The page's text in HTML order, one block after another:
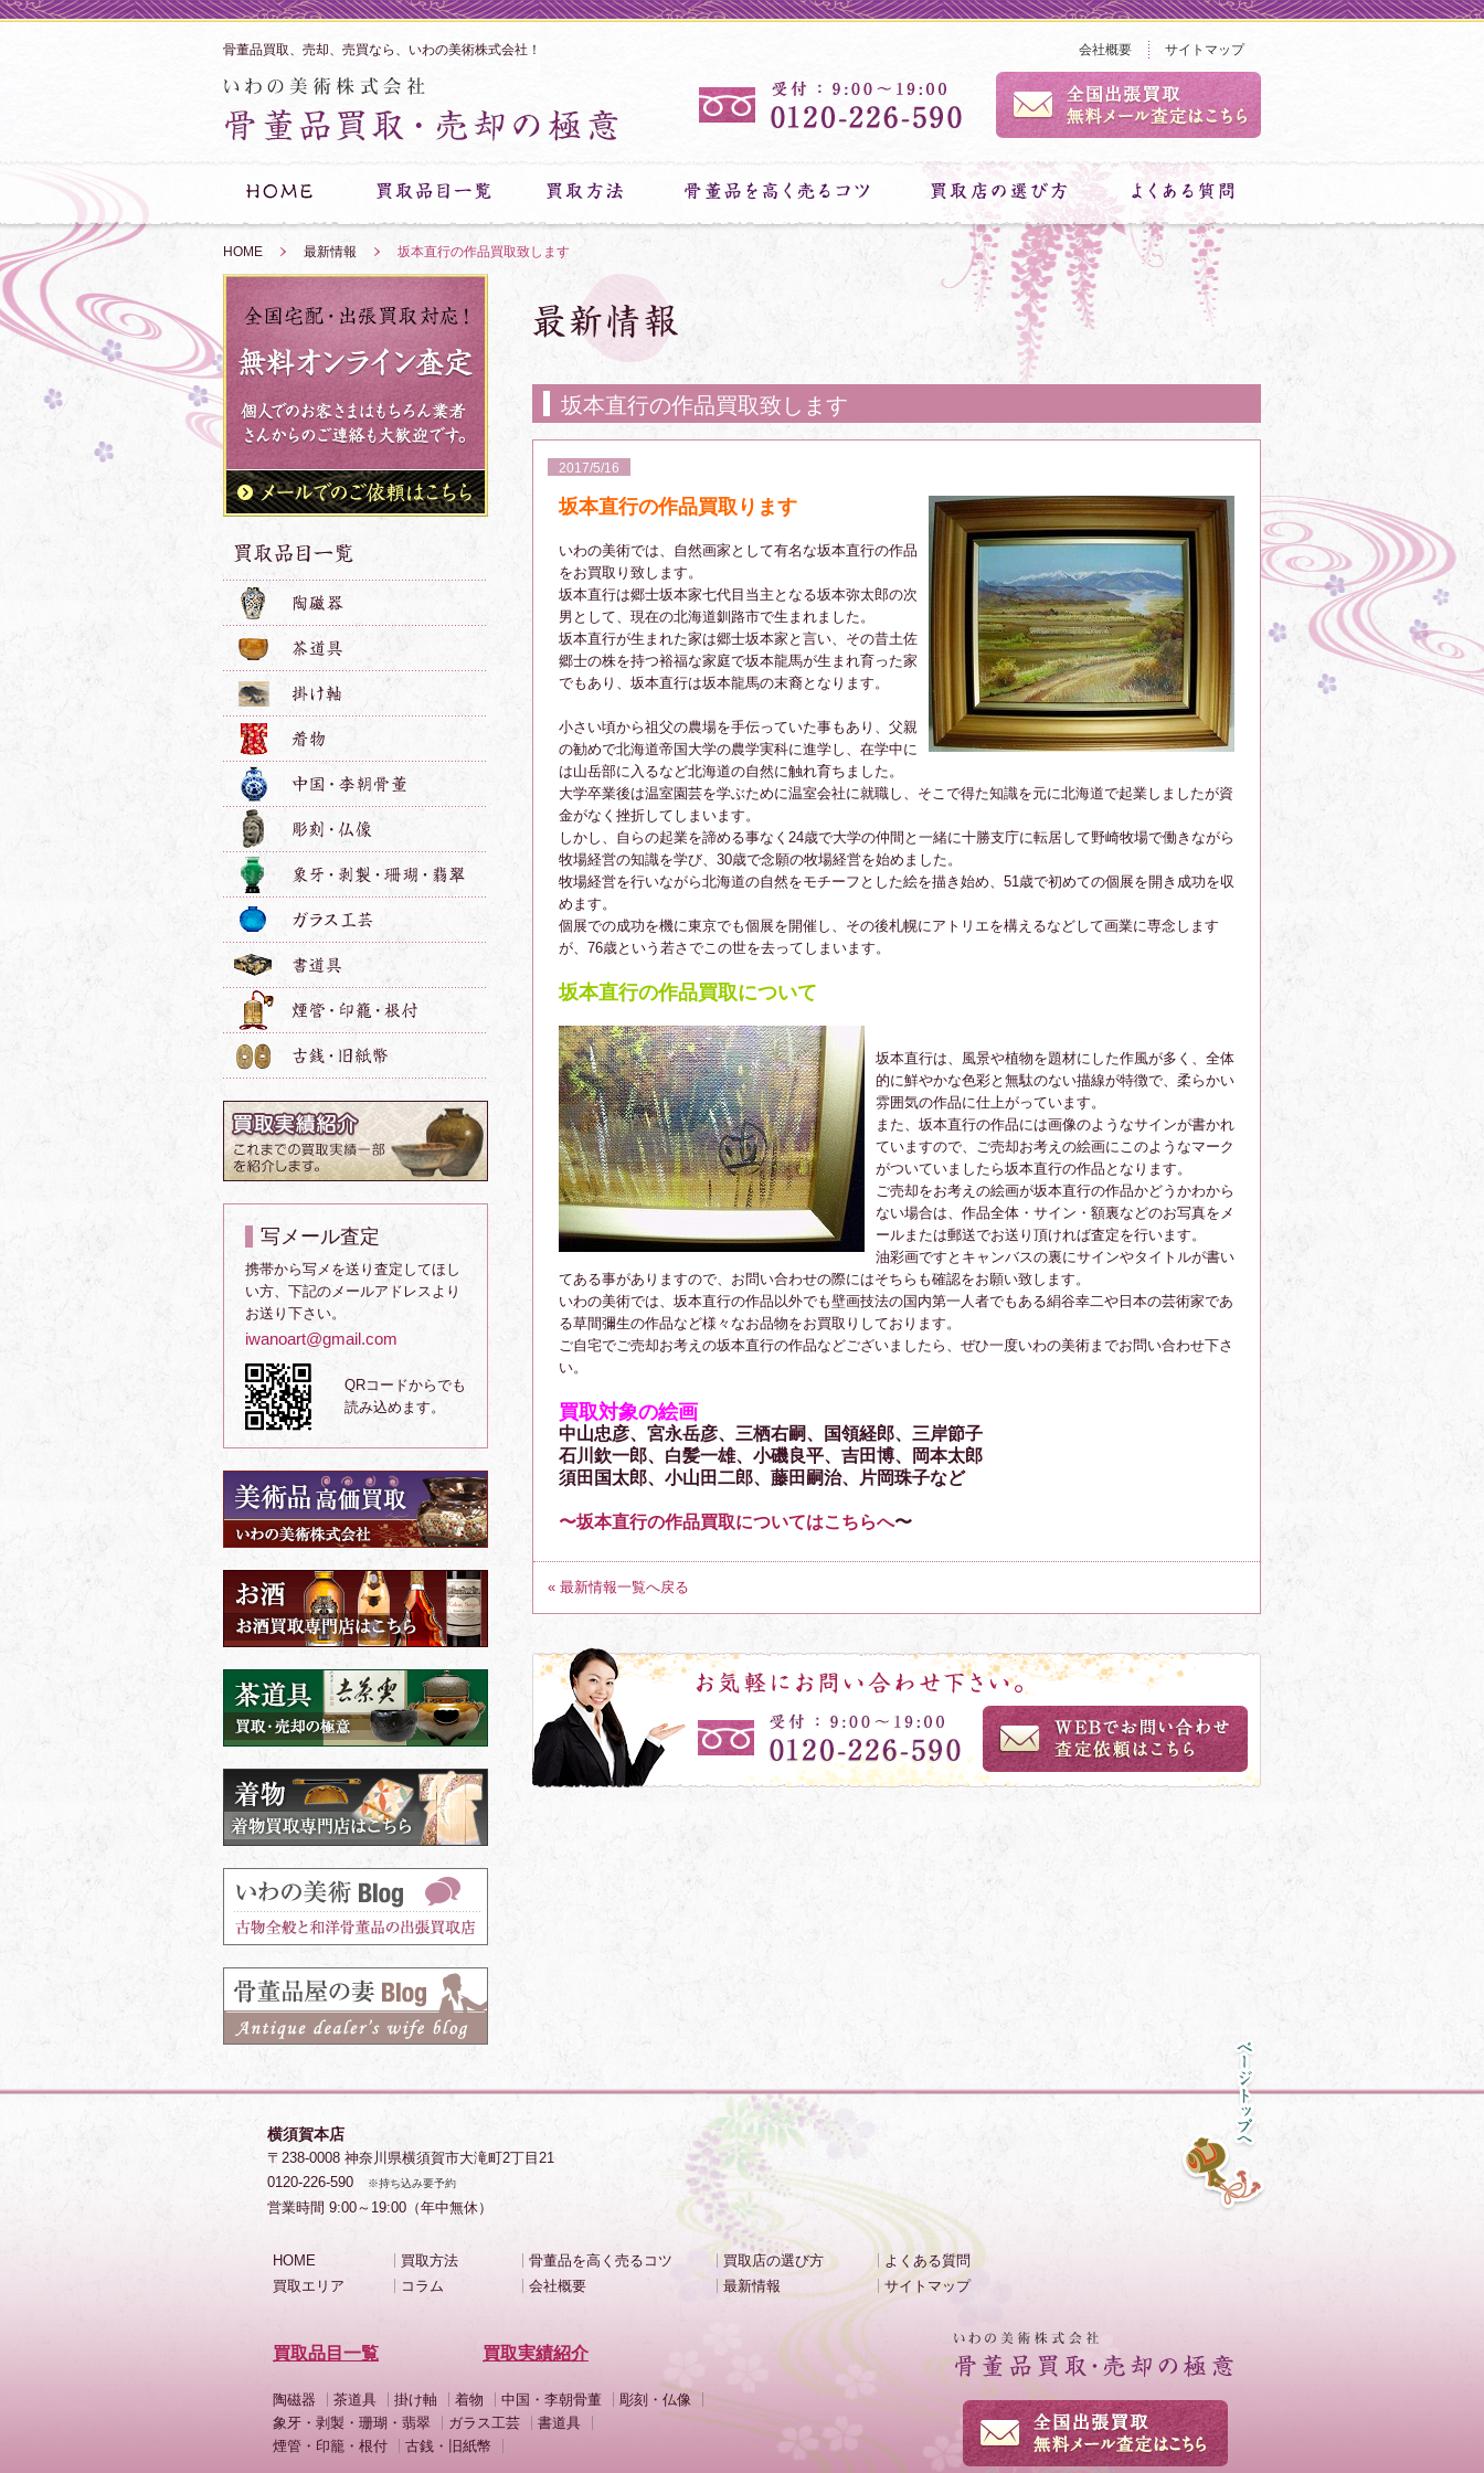
骨董品買取、売却、売買なら、いわの美術株式会社！ 会社概要 サイトマップ
HOME 最新情報 坂本直行の作品買取致します
坂本直行の作品買取致します
2017/5/16
坂本直行の作品買取ります
いわの美術では、自然画家として有名な坂本直行の作品
をお買取り致します。
坂本直行は郷士坂本家七代目当主となる坂本弥太郎の次
男として、現在の北海道釧路市で生まれました。
坂本直行が生まれた家は郷士坂本家と言い、その昔土佐
郷士の株を持つ裕福な家庭で坂本龍馬が生まれ育った家
でもあり、坂本直行は坂本龍馬の末裔となります。
小さい頃から祖父の農場を手伝っていた事もあり、父親
の勧めで北海道帝国大学の農学実科に進学し、在学中に
は山岳部に入るなど北海道の自然に触れ育ちました。
大学卒業後は温室園芸を学ぶために温室会社に就職し、そこで得た知識を元に北海道で起業しましたが資
金がなく挫折してしまいます。
しかし、自らの起業を諦める事なく24歳で大学の仲間と一緒に十勝支庁に転居して野崎牧場で働きながら
牧場経営の知識を学び、30歳で念願の牧場経営を始めました。
牧場経営を行いながら北海道の自然をモチーフとした絵を描き始め、51歳で初めての個展を開き成功を収
めます。
個展での成功を機に東京でも個展を開催し、その後札幌にアトリエを構えるなどして画業に専念します
が、76歳という若さでこの世を去ってしまいます。
坂本直行の作品買取について
坂本直行は、風景や植物を題材にした作風が多く、全体
的に鮮やかな色彩と無駄のない描線が特徴で、柔らかい
雰囲気の作品に仕上がっています。
また、坂本直行の作品には画像のようなサインが書かれ
ていますので、ご売却お考えの絵画にこのようなマーク
がついていましたら坂本直行の作品となります。
ご売却をお考えの絵画が坂本直行の作品かどうかわから
ない場合は、作品全体・サイン・額裏などのお写真をメ
ールまたは郵送でお送り頂ければ査定を行います。
油彩画ですとキャンバスの裏にサインやタイトルが書い
てある事がありますので、お問い合わせの際にはそちらも確認をお願い致します。
いわの美術では、坂本直行の作品以外でも壁画技法の国内第一人者でもある絹谷幸二や日本の芸術家であ
る草間彌生の作品など様々なお品物をお買取りしております。
ご自宅でご売却お考えの坂本直行の作品などございましたら、ぜひ一度いわの美術までお問い合わせ下さ
い。
買取対象の絵画
中山忠彦、宮永岳彦、三栖右嗣、国領経郎、三岸節子
石川欽一郎、白髪一雄、小磯良平、吉田博、岡本太郎
須田国太郎、小山田二郎、藤田嗣治、片岡珠子など
〜坂本直行の作品買取についてはこちらへ〜
« 最新情報一覧へ戻る
写メール査定
携帯から写メを送り査定してほし
い方、下記のメールアドレスより
お送り下さい。
iwanoart@gmail.com
QRコードからでも
読み込めます。
横須賀本店
〒238-0008 神奈川県横須賀市大滝町2丁目21
0120-226-590
※持ち込み要予約
営業時間 9:00～19:00（年中無休）
HOME 買取方法 骨董品を高く売るコツ 買取店の選び方
よくある質問
買取エリア
コラム 会社概要 最新情報 サイトマップ
買取品目一覧 買取実績紹介
陶磁器 茶道具 掛け軸 着物 中国・李朝骨董
彫刻・仏像
象牙・剥製・珊瑚・翡翠
ガラス工芸
書道具
煙管・印籠・根付
古銭・旧紙幣